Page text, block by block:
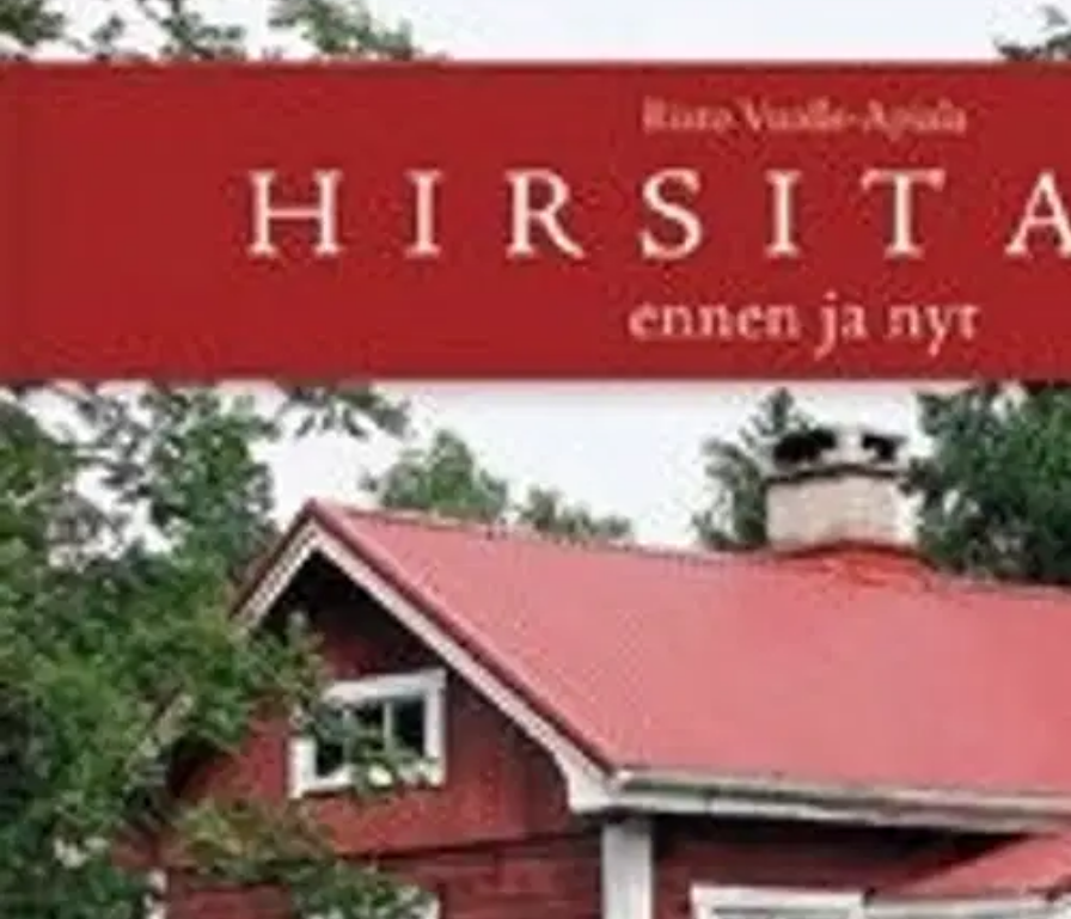
22,40 €
Asiakasomistajahinta
Toimitus
Ei saatavilla
Ilmainen toimitus yli 100 €:n tilauksille Postin pakettiautomaattiin tai
Etu ei koske Suuri‑lisäpalvelulla toimitettavia tuotteita.
Tarkista myymäläsaatavuus
Ei saatavilla
Tuotekuvaus
Arkkitehti Risto Vuolle-Apiala on koonnut vuosikymmenten aikana kertyneen hirsitaloasiantuntemuksensa yksiin kansiin. Kirja antaa
nykypäivään, hirrestä materiaalina, salvoksista ja muista hirsirakenteiden ominaispiirteistä sekä hirsirakennusten suunnittelusta,
piirroskuvitus. Kirja sopii kaikille perinteisestä rakentamisesta ja puuarkkitehtuurista kiinnostuneille lukijoille ja toimii myös käytännön